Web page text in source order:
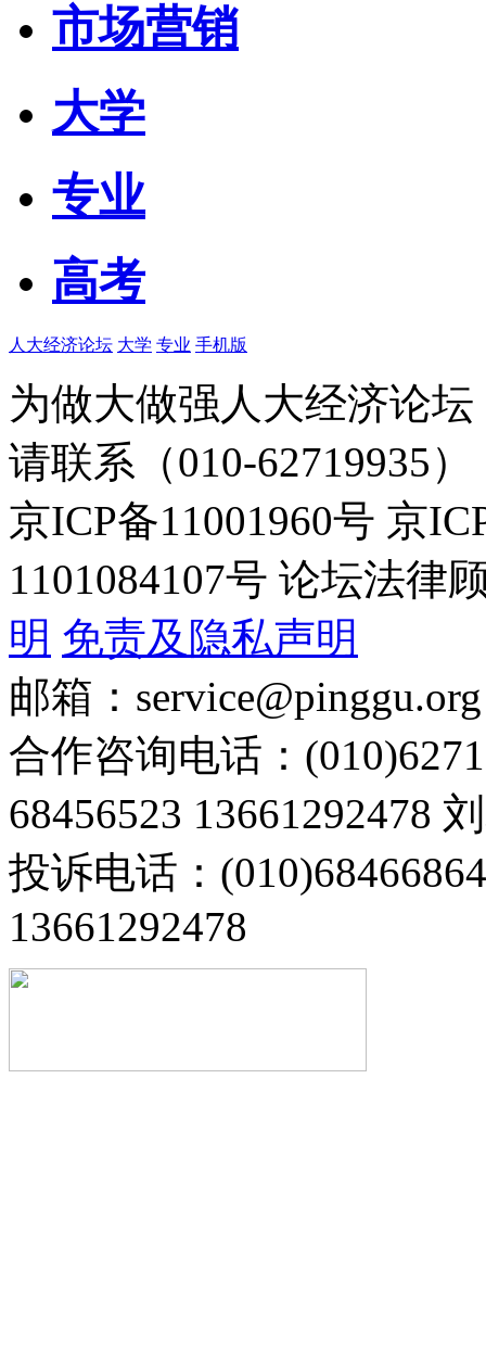
市场营销
大学
专业
高考
人大经济论坛 大学 专业 手机版
为做大做强人大经济论
请联系（010-62719935）
京ICP备11001960号 京
1101084107号 论坛法律
明 免责及隐私声明
邮箱：service@pinggu.org
合作咨询电话：
68456523 13661292478
投诉电话：
13661292478